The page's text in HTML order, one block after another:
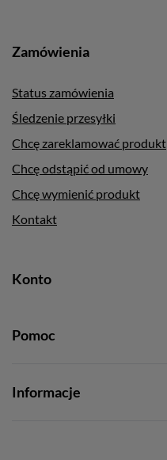
Zamówienia
Status zamówienia
Śledzenie przesyłki
Chcę zareklamować produkt
Chcę odstąpić od umowy
Chcę wymienić produkt
Kontakt
Konto
Pomoc
Informacje